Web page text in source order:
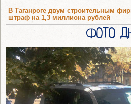
В Таганроге двум строительным
штраф на 1,3 миллиона рублей
ФОТО